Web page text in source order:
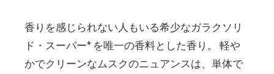
香りを感じられない人もいる希少なガラクソリ
ド・スーパー* を唯一の香料とした香り。 軽や
かでクリーンなムスクのニュアンスは、単体で